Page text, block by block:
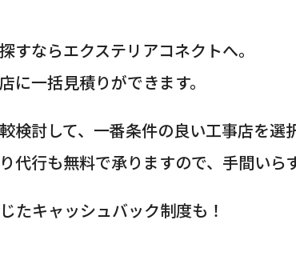
ならエクステリアコネクトへ。
一括見積りができます。
討して、一番条件の良い工事店を選
行も無料で承りますので、手間いら
たキャッシュバック制度も！